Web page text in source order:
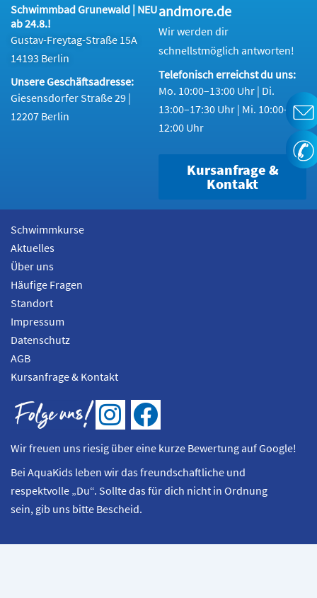
Schwimmbad Grunewald | NEU
ab 24.8.!
Gustav-Freytag-Straße 15A
14193 Berlin
Unsere Geschäftsadresse:
Giesensdorfer Straße 29 |
12207 Berlin
andmore.de
Wir werden dir
schnellstmöglich antworten!
Telefonisch erreichst du uns:
Mo. 10:00–13:00 Uhr | Di.
13:00–17:30 Uhr | Mi. 10:00–
12:00 Uhr
Kursanfrage &
Kontakt
Schwimmkurse
Aktuelles
Über uns
Häufige Fragen
Standort
Impressum
Datenschutz
AGB
Kursanfrage & Kontakt
I
n
s
t
a
F
a
c
e
Wir freuen uns riesig über eine kurze Bewertung auf Google!
Bei AquaKids leben wir das freundschaftliche und
respektvolle „Du“. Sollte das für dich nicht in Ordnung
sein, gib uns bitte Bescheid.